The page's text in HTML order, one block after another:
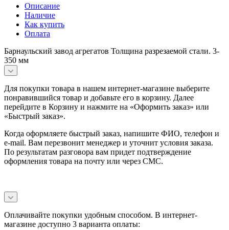
Описание
Наличие
Как купить
Оплата
Барнаульский завод агрегатов Толщина разрезаемой стали. 3-
350 мм
Для покупки товара в нашем интернет-магазине выберите
понравившийся товар и добавьте его в корзину. Далее
перейдите в Корзину и нажмите на «Оформить заказ» или
«Быстрый заказ».
Когда оформляете быстрый заказ, напишите ФИО, телефон и
e-mail. Вам перезвонит менеджер и уточнит условия заказа.
По результатам разговора вам придет подтверждение
оформления товара на почту или через СМС.
Оплачивайте покупки удобным способом. В интернет-
магазине доступно 3 варианта оплаты: